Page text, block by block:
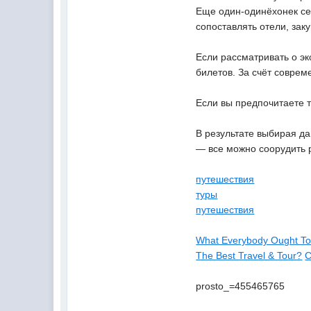
Еще один-одинёхонек
сопоставлять отели,
Если рассматривать о
билетов. За счёт
Если вы предпочитаете
В результате выбирая
— все можно соорудить
путешествия
туры
путешествия
What Everybody Ought
The Best Travel & Tour?
prosto_=455465765